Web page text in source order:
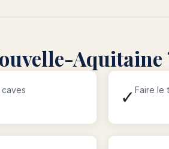
Aquitaine
✓ Faire le